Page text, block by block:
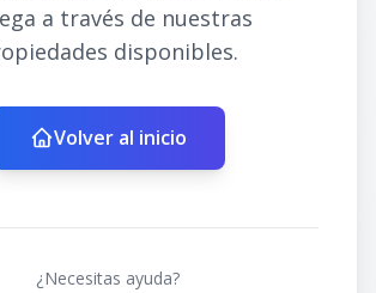
a través de nuestras
disponibles.
Volver al inicio
¿Necesitas ayuda?